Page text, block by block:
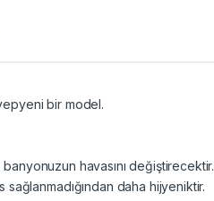
bir model.
havasını değiştirecektir.
daha hijyeniktir.